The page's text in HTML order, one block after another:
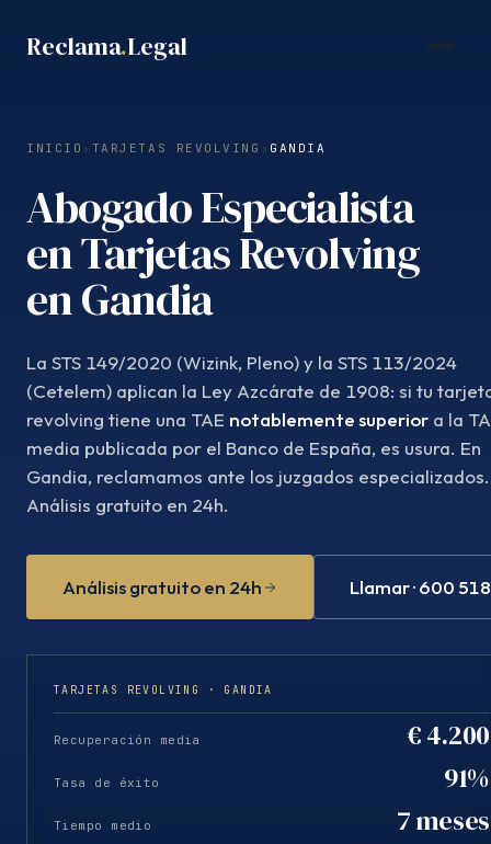
Reclama.Legal
INICIO › TARJETAS REVOLVING › GANDIA
Abogado Especialista
en Tarjetas Revolving
en Gandia
La STS 149/2020 (Wizink, Pleno) y la STS 113/2024
(Cetelem) aplican la Ley Azcárate de 1908: si tu
revolving tiene una TAE notablemente superior a la
media publicada por el Banco de España, es usura. En
Gandia, reclamamos ante los juzgados especializados.
Análisis gratuito en 24h.
Análisis gratuito en 24h Llamar · 600
TARJETAS REVOLVING · GANDIA
Recuperación media € 4.200
Tasa de éxito 91%
Tiempo medio 7 meses